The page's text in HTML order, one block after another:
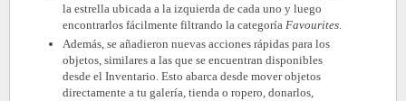
la estrella ubicada a la izquierda de cada uno y luego
encontrarlos fácilmente filtrando la categoría Favourites.
Además, se añadieron nuevas acciones rápidas para los
objetos, similares a las que se encuentran disponibles
desde el Inventario. Esto abarca desde mover objetos
directamente a tu galería, tienda o ropero, donarlos,